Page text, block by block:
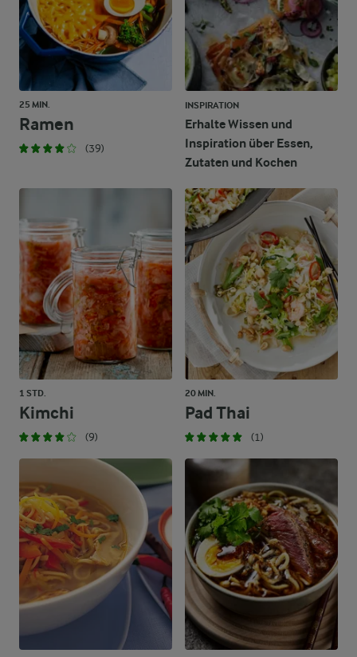
25 MIN.
Ramen
(39)
INSPIRATION
Erhalte Wissen und
Inspiration über Essen,
Zutaten und Kochen
1 STD.
Kimchi
(9)
20 MIN.
Pad Thai
(1)